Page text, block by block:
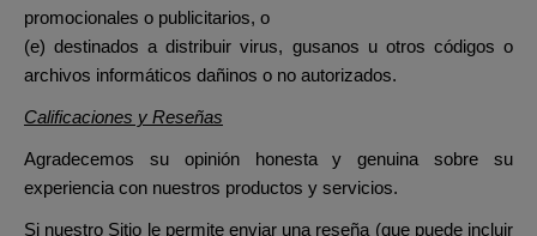
promocionales o publicitarios, o
(e) destinados a distribuir virus, gusanos u otros códigos o
archivos informáticos dañinos o no autorizados.
Calificaciones y Reseñas
Agradecemos su opinión honesta y genuina sobre su
experiencia con nuestros productos y servicios.
Si nuestro Sitio le permite enviar una reseña (que puede incluir